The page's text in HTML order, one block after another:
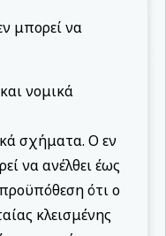
μπορεί να
νομικά
σχήματα. Ο εν
να ανέλθει έως
ότι ο
κλεισμένης